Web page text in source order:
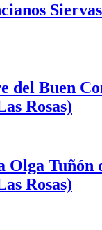
del Buen
Rosas)
Olga Tuñón
Rosas)